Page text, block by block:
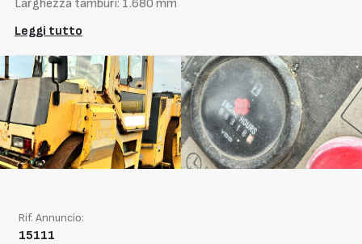
Larghezza tamburi: 1.680 mm
Leggi tutto
Rif. Annuncio:
15111